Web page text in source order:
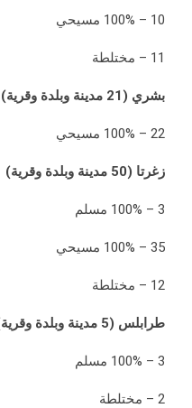
10 – 100% مسيحي
11 – مختلطة
بشري (21 مدينة وبلدة وقرية)
22 – 100% مسيحي
زغرتا (50 مدينة وبلدة وقرية)
3 – 100% مسلم
35 – 100% مسيحي
12 – مختلطة
طرابلس (5 مدينة وبلدة وقرية)
3 – 100% مسلم
2 – مختلطة